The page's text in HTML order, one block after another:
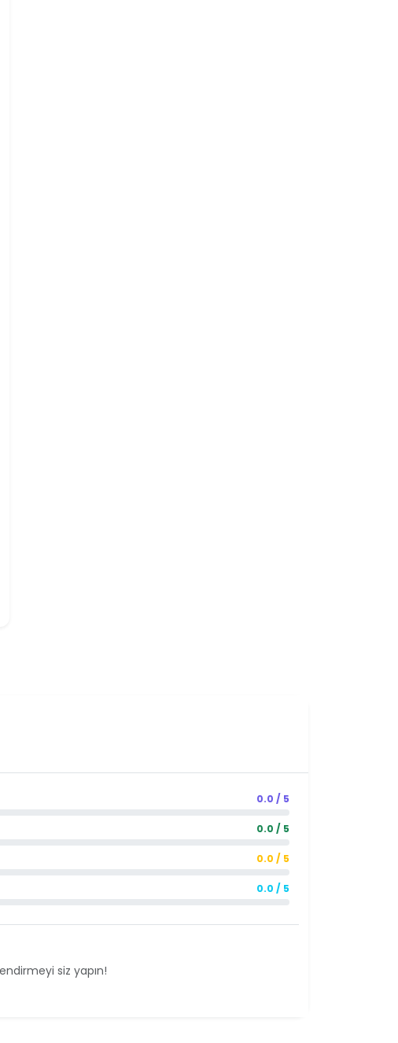
0.0 / 5
0.0 / 5
0.0 / 5
0.0 / 5
siz yapın!